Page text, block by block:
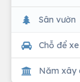
Sân vườn
Chỗ để xe
Năm xây